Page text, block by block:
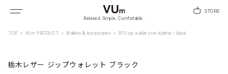
Relaxed. Simple. Comfortable.
STORE
TOP > VUm PRODUCT > Wallets & Accessories > B13 zip wallet cow leather / black
栃木レザー ジップウォレット ブラック